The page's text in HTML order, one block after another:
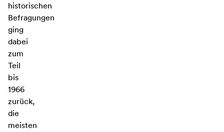
historischen
Befragungen
ging
dabei
zum
Teil
bis
1966
zurück,
die
meisten